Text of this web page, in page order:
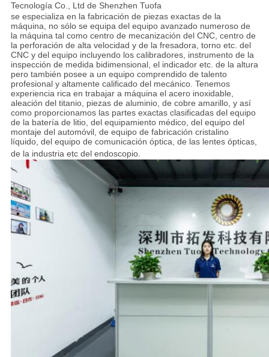
Tecnología Co., Ltd de Shenzhen Tuofa
se especializa en la fabricación de piezas exactas de la
máquina, no sólo se equipa del equipo avanzado numeroso de
la máquina tal como centro de mecanización del CNC, centro de
la perforación de alta velocidad y de la fresadora, torno etc. del
CNC y del equipo incluyendo los calibradores, instrumento de la
inspección de medida bidimensional, el indicador etc. de la altura
pero también posee a un equipo comprendido de talento
profesional y altamente calificado del mecánico. Tenemos
experiencia rica en trabajar a máquina el acero inoxidable,
aleación del titanio, piezas de aluminio, de cobre amarillo, y así
como proporcionamos las partes exactas clasificadas del equipo
de la batería de litio, del equipamiento médico, del equipo del
montaje del automóvil, de equipo de fabricación cristalino
líquido, del equipo de comunicación óptica, de las lentes ópticas,
de la industria etc del endoscopio.